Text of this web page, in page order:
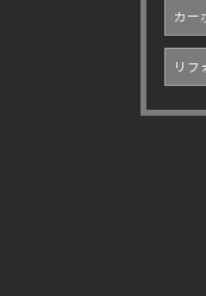
カー
リフ